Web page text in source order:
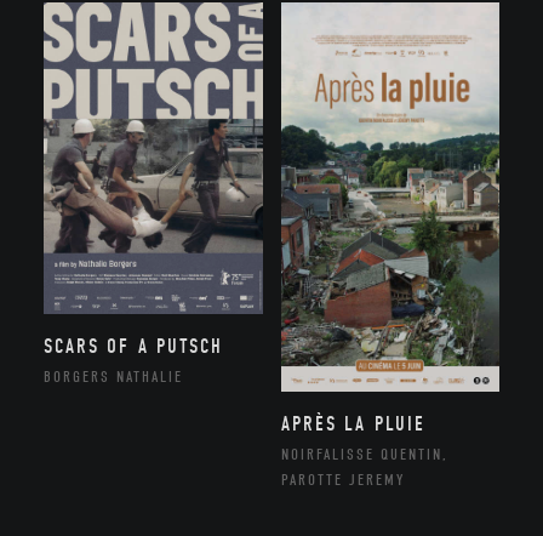
SCARS OF A PUTSCH
BORGERS NATHALIE
APRÈS LA PLUIE
NOIRFALISSE QUENTIN,
PAROTTE JEREMY